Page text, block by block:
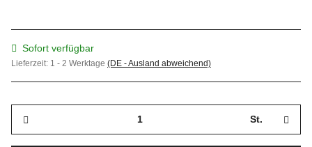
Sofort verfügbar
Lieferzeit: 1 - 2 Werktage (DE - Ausland abweichend)
St.